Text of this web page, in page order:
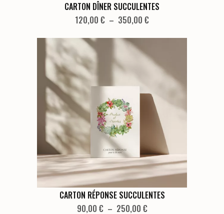
plusieurs
variations.
options
peuvent
être
choisies
sur
page
du
produit
CARTON DÎNER SUCCULENTES
120,00 € – 350,00 €Plage
120,00 €
350,00 €
CARTON RÉPONSE SUCCULENTES
90,00 € – 250,00 €Plage